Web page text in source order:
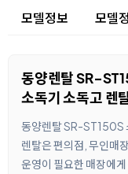
상세 정보
모델정보 모델
동양렌탈 SR-
소독기 소독고 렌
동양렌탈 SR-ST150S
렌탈은 편의점, 무인매
운영이 필요한 매장에